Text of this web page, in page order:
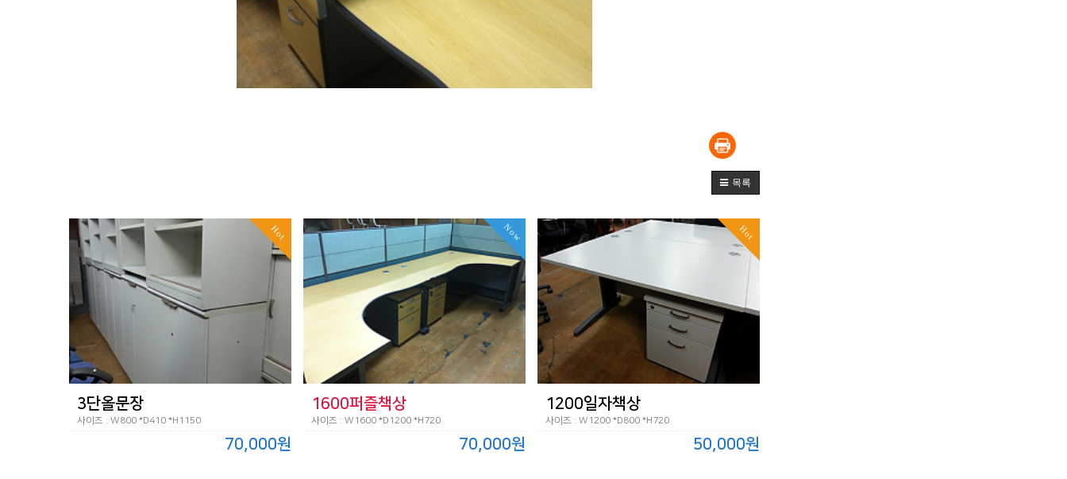
목록
Hot
3단올문장
사이즈 : W800 *D410 *H1150
70,000원
Now
1600퍼즐책상
사이즈 : W1600 *D1200 *H720
70,000원
Hot
1200일자책상
사이즈 : W1200 *D800 *H720
50,000원